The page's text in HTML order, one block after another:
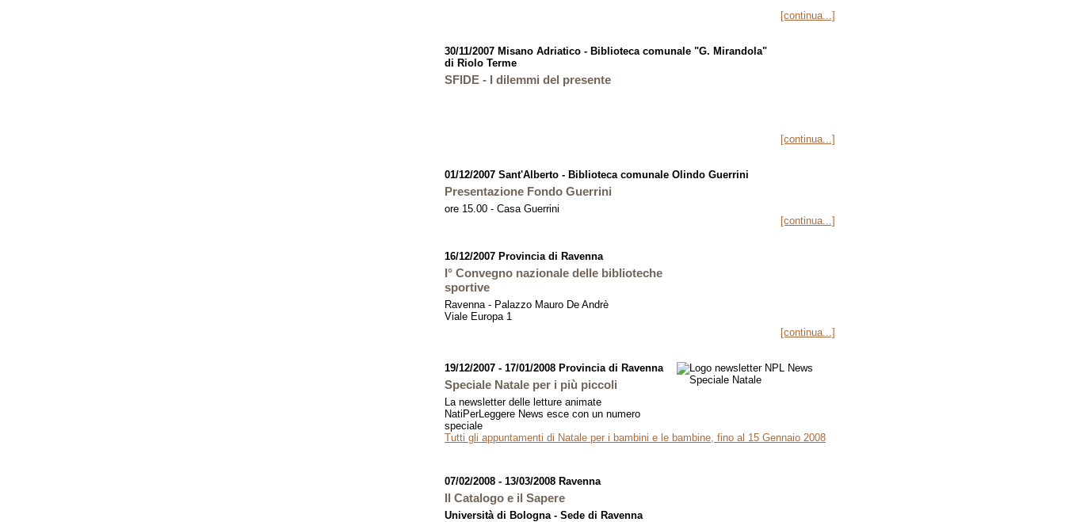
[continua...]
30/11/2007 Misano Adriatico - Biblioteca comunale "G. Mirandola"
di Riolo Terme
SFIDE - I dilemmi del presente
[continua...]
01/12/2007 Sant'Alberto - Biblioteca comunale Olindo Guerrini
Presentazione Fondo Guerrini
ore 15.00 - Casa Guerrini
[continua...]
16/12/2007 Provincia di Ravenna
I° Convegno nazionale delle biblioteche
sportive
Ravenna - Palazzo Mauro De Andrè
Viale Europa 1
[continua...]
19/12/2007 - 17/01/2008 Provincia di Ravenna
Speciale Natale per i più piccoli
La newsletter delle letture animate
NatiPerLeggere News esce con un numero
speciale
Tutti gli appuntamenti di Natale per i bambini e le bambine, fino al 15 Gennaio 2008
07/02/2008 - 13/03/2008 Ravenna
Il Catalogo e il Sapere
Università di Bologna - Sede di Ravenna